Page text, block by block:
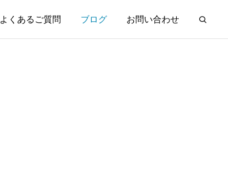
よくあるご質問 ブログ お問い合わせ